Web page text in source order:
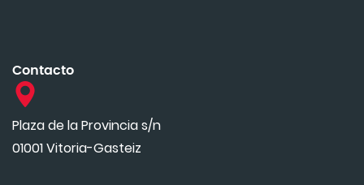
Contacto
Plaza de la Provincia s/n
01001 Vitoria-Gasteiz